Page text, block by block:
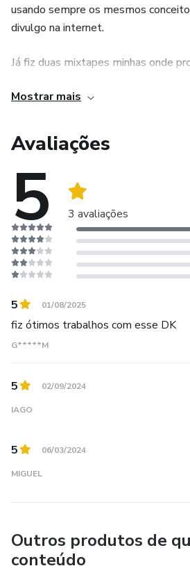
usando sempre os mesmos
divulgo na internet.
Já fiz duas mixtapes minhas onde
discos do artista Kant, 1 do Sid
Mostrar mais
Avaliações
5 3 avaliações
5 01/08/2025
fiz ótimos trabalhos com esse DK
G*****M
5 02/09/2024
IAGO
5 06/03/2024
MIGUEL
Outros produtos de
conteúdo